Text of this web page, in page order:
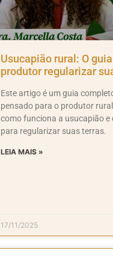
Usucapião rural: O
produtor regularizar
Este artigo é um guia
pensado para o produtor
como funciona a usucapião e
para regularizar suas terras.
LEIA MAIS »
17/11/2025